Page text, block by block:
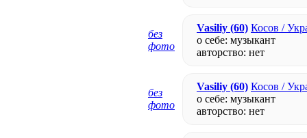
без
фото
Vasiliy (60) Косов /
о себе: музыкант
авторство: нет
без
фото
Vasiliy (60) Косов /
о себе: музыкант
авторство: нет